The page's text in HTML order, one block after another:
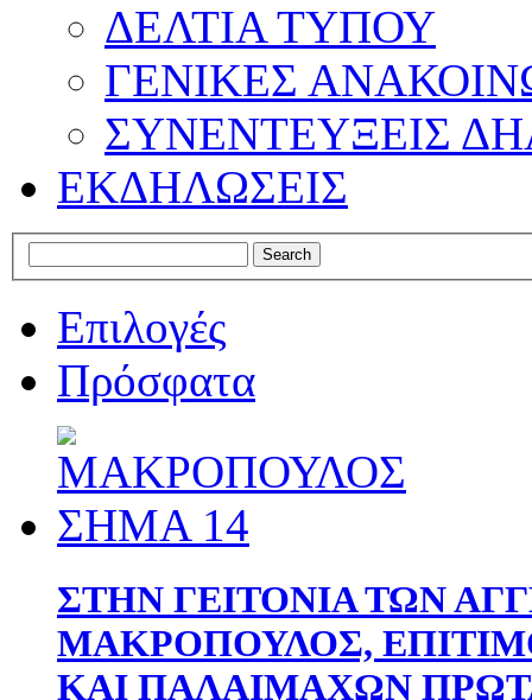
ΔΕΛΤΙΑ ΤΥΠΟΥ
ΓΕΝΙΚΕΣ
ΣΥΝΕΝΤΕΥΞΕΙΣ
ΕΚΔΗΛΩΣΕΙΣ
Επιλογές
Πρόσφατα
ΣΤΗΝ ΓΕΙΤΟΝΙΑ ΤΩΝ
ΜΑΚΡΟΠΟΥΛΟΣ,
ΚΑΙ ΠΑΛΑΙΜΑΧΩΝ